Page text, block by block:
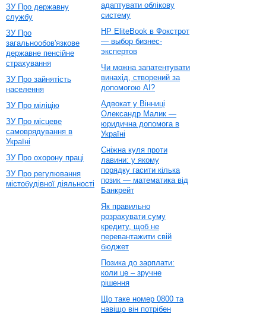
ЗУ Про державну
службу
ЗУ Про
загальнообов'язкове
державне пенсійне
страхування
ЗУ Про зайнятість
населення
ЗУ Про міліцію
ЗУ Про місцеве
самоврядування в
Україні
ЗУ Про охорону праці
ЗУ Про регулювання
містобудівної діяльності
адаптувати облікову
систему
HP EliteBook в Фокстрот
— выбор бизнес-
экспертов
Чи можна запатентувати
винахід, створений за
допомогою AI?
Адвокат у Вінниці
Олександр Малик —
юридична допомога в
Україні
Сніжна куля проти
лавини: у якому
порядку гасити кілька
позик — математика від
Банкрейт
Як правильно
розрахувати суму
кредиту, щоб не
перевантажити свій
бюджет
Позика до зарплати:
коли це – зручне
рішення
Що таке номер 0800 та
навіщо він потрібен